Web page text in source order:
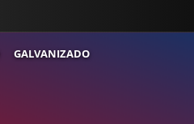
GALVANIZADO